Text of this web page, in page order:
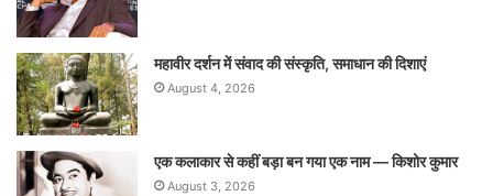
महावीर दर्शन में संवाद की संस्कृति, समाधान की दिशाएं
August 4, 2026
एक कलाकार से कहीं बड़ा बन गया एक नाम — किशोर कुमार
August 3, 2026